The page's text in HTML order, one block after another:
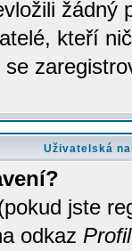
žádný
kteří
Uživatelská
jste
odkaz Profil